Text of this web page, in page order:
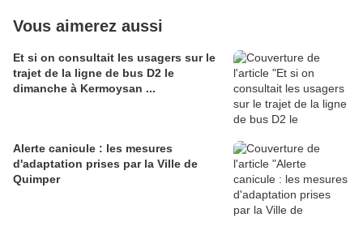
Vous aimerez aussi
Et si on consultait les usagers sur le
trajet de la ligne de bus D2 le
dimanche à Kermoysan ...
Alerte canicule : les mesures
d'adaptation prises par la Ville de
Quimper